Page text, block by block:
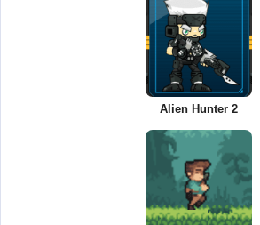
Alien Hunter 2